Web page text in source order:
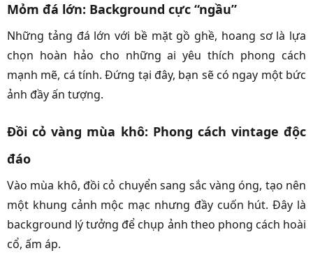
Mỏm đá lớn: Background cực “ngầu”
Những tảng đá lớn với bề mặt gồ ghề, hoang sơ là lựa
chọn hoàn hảo cho những ai yêu thích phong cách
mạnh mẽ, cá tính. Đứng tại đây, bạn sẽ có ngay một bức
ảnh đầy ấn tượng.
Đồi cỏ vàng mùa khô: Phong cách vintage độc
đáo
Vào mùa khô, đồi cỏ chuyển sang sắc vàng óng, tạo nên
một khung cảnh mộc mạc nhưng đầy cuốn hút. Đây là
background lý tưởng để chụp ảnh theo phong cách hoài
cổ, ấm áp.